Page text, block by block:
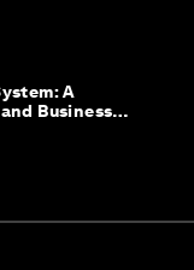
A
Business